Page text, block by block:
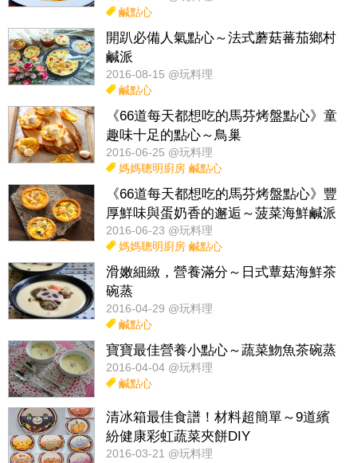
鹹點心
開趴必備人氣點心～法式蘑菇蕃茄鄉村
鹹派
2016-08-15 @玩料理
鹹點心
《66道每天都想吃的馬芬烤盤點心》童
趣味十足的點心～鳥巢
2016-06-25 @玩料理
媽媽聰明廚房 鹹點心
《66道每天都想吃的馬芬烤盤點心》豐
厚鮮味與蛋奶香的邂逅～菠菜海鮮鹹派
2016-06-23 @玩料理
媽媽聰明廚房 鹹點心
滑嫩細緻，營養滿分～日式蕈菇海鮮茶
碗蒸
2016-04-29 @玩料理
鹹點心
寶寶最佳營養小點心～蔬菜魩魚茶碗蒸
2016-04-04 @玩料理
鹹點心
清冰箱最佳食譜！材料超簡單～9道繽
紛健康彩虹蔬菜夾餅DIY
2016-03-21 @玩料理